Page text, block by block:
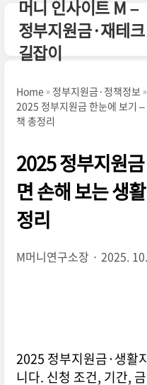
본문 바로가기
머니 인사이트 M –
정부지원금·재테크
길잡이
Home
정부지원금·정책정보
2025 정부지원금 한눈에 보기
책 총정리
2025 정부지원
면 손해 보는 생
정리
M머니연구소장 2025.
2025 정부지원금·생활
니다. 신청 조건, 기간,